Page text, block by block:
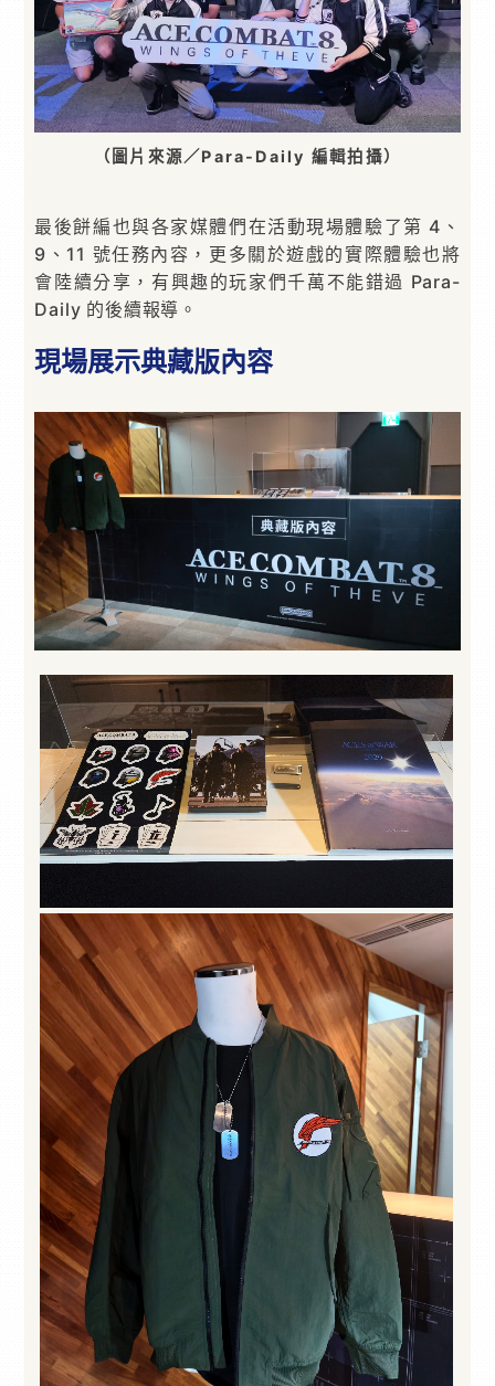
（圖片來源／Para-Daily 編輯拍攝）
最後餅編也與各家媒體們在活動現場體驗了第 4、
9、11 號任務內容，更多關於遊戲的實際體驗也將
會陸續分享，有興趣的玩家們千萬不能錯過 Para-
Daily 的後續報導。
現場展示典藏版內容